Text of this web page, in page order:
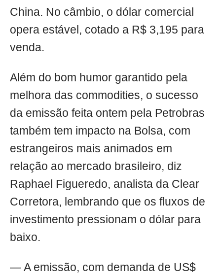
China. No câmbio, o dólar comercial
opera estável, cotado a R$ 3,195 para
venda.
Além do bom humor garantido pela
melhora das commodities, o sucesso
da emissão feita ontem pela Petrobras
também tem impacto na Bolsa, com
estrangeiros mais animados em
relação ao mercado brasileiro, diz
Raphael Figueredo, analista da Clear
Corretora, lembrando que os fluxos de
investimento pressionam o dólar para
baixo.
— A emissão, com demanda de US$